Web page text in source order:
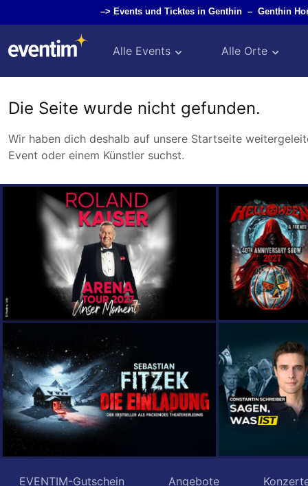
–> Events und Ticktes in Genthin – Genthin